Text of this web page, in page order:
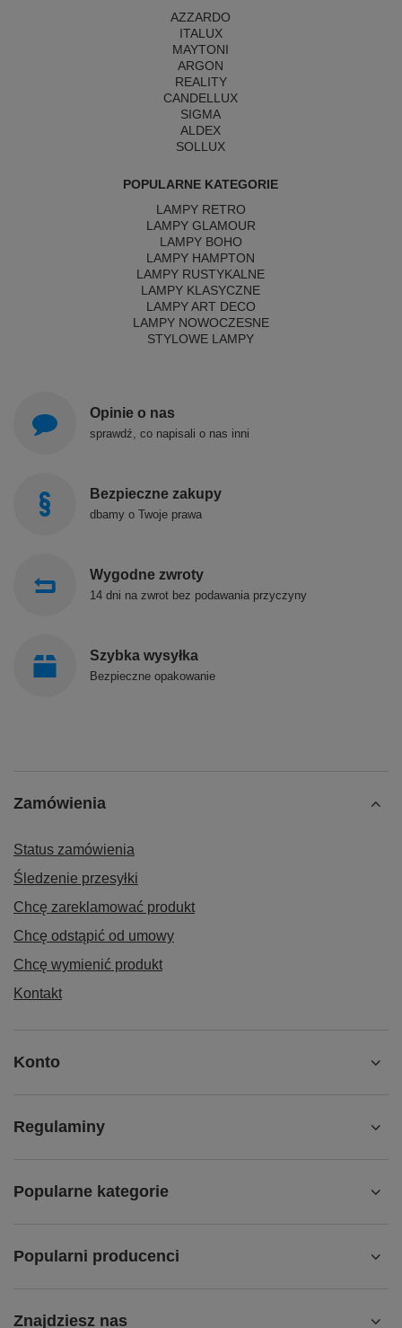
AZZARDO
ITALUX
MAYTONI
ARGON
REALITY
CANDELLUX
SIGMA
ALDEX
SOLLUX
POPULARNE KATEGORIE
LAMPY RETRO
LAMPY GLAMOUR
LAMPY BOHO
LAMPY HAMPTON
LAMPY RUSTYKALNE
LAMPY KLASYCZNE
LAMPY ART DECO
LAMPY NOWOCZESNE
STYLOWE LAMPY
Opinie o nas
sprawdź, co napisali o nas inni
Bezpieczne zakupy
dbamy o Twoje prawa
Wygodne zwroty
14 dni na zwrot bez podawania przyczyny
Szybka wysyłka
Bezpieczne opakowanie
Zamówienia
Status zamówienia
Śledzenie przesyłki
Chcę zareklamować produkt
Chcę odstąpić od umowy
Chcę wymienić produkt
Kontakt
Konto
Regulaminy
Popularne kategorie
Popularni producenci
Znajdziesz nas